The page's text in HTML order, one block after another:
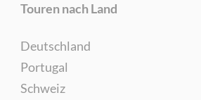
Touren nach Land
Deutschland
Portugal
Schweiz